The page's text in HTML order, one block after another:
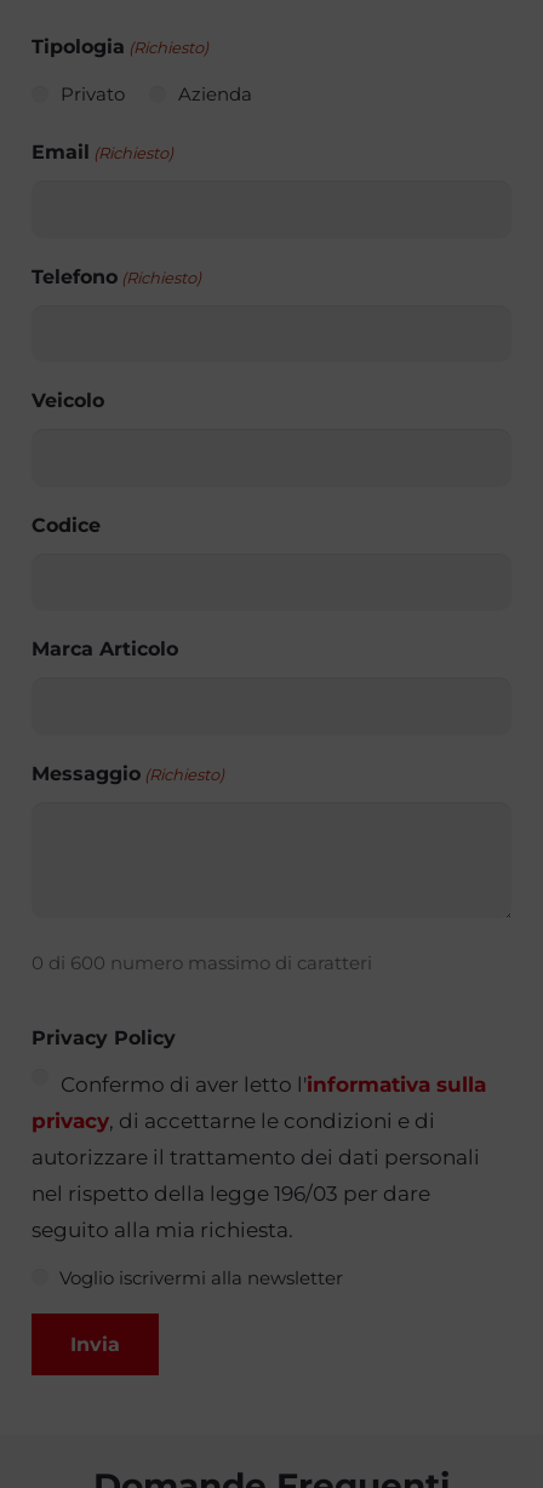
Tipologia (Richiesto)
Privato Azienda
Email (Richiesto)
Telefono (Richiesto)
Veicolo
Codice
Marca Articolo
Messaggio (Richiesto)
0 di 600 numero massimo di caratteri
Privacy Policy
Confermo di aver letto l'informativa sulla
privacy, di accettarne le condizioni e di
autorizzare il trattamento dei dati personali
nel rispetto della legge 196/03 per dare
seguito alla mia richiesta.
Voglio iscrivermi alla newsletter